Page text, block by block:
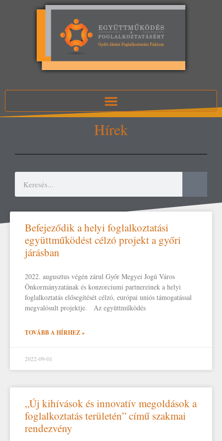
Hírek
Befejeződik a helyi foglalkoztatási
együttműködést célzó projekt a győri
járásban
2022. augusztus végén zárul Győr Megyei Jogú Város
Önkormányzatának és konzorciumi partnereinek a helyi
foglalkoztatás elősegítését célzó, európai uniós támogatással
megvalósult projektje. Az együttműködés
TOVÁBB A HÍRHEZ »
2022-09-01
„Új kihívások és innovatív megoldások a
foglalkoztatás területén” című szakmai
rendezvény